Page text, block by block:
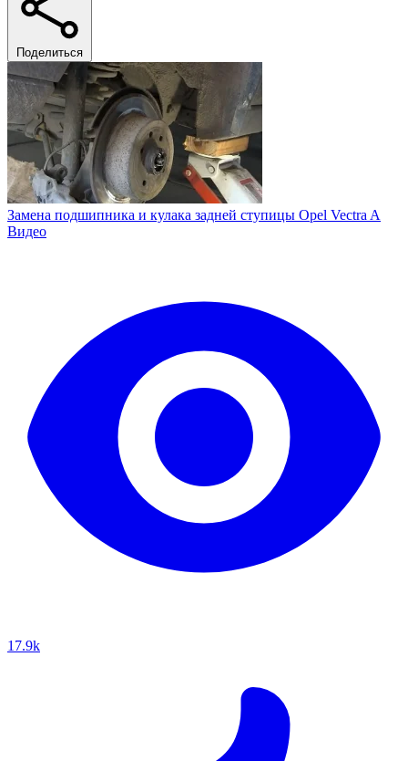
Поделиться
Замена подшипника и кулака задней ступицы Opel Vectra A
Видео
17.9k